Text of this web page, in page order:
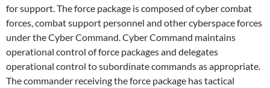
for support. The force package is composed of cyber combat
forces, combat support personnel and other cyberspace forces
under the Cyber Command. Cyber Command maintains
operational control of force packages and delegates
operational control to subordinate commands as appropriate.
The commander receiving the force package has tactical